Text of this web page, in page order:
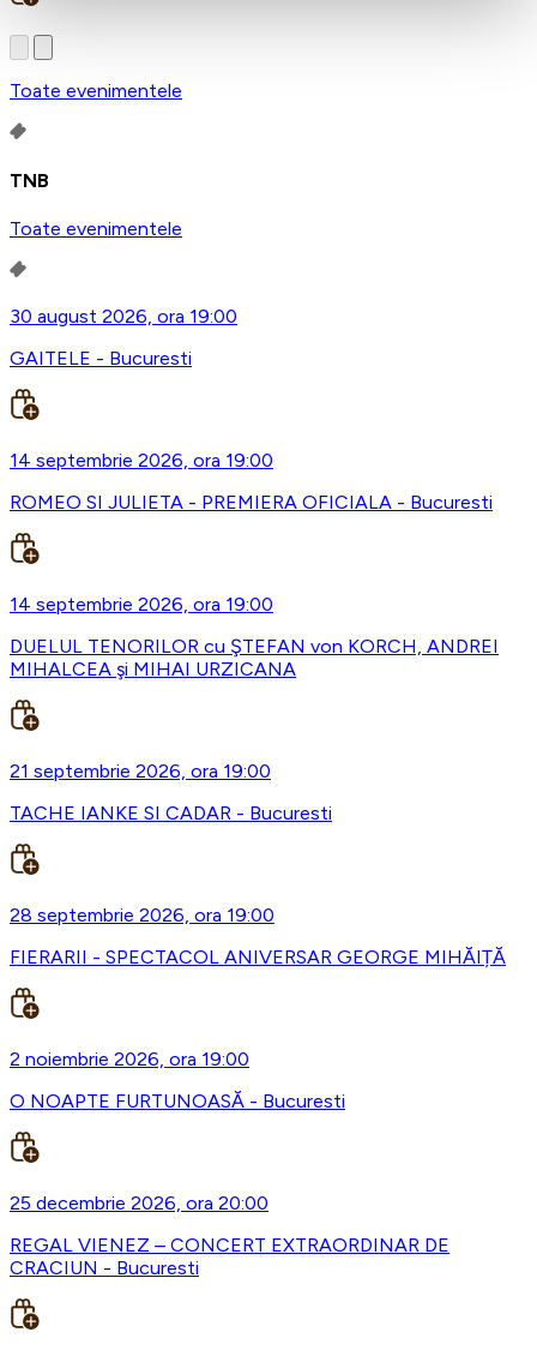
Toate evenimentele
TNB
Toate evenimentele
30 august 2026, ora 19:00
GAITELE - Bucuresti
14 septembrie 2026, ora 19:00
ROMEO SI JULIETA - PREMIERA OFICIALA - Bucuresti
14 septembrie 2026, ora 19:00
DUELUL TENORILOR cu ŞTEFAN von KORCH, ANDREI
MIHALCEA şi MIHAI URZICANA
21 septembrie 2026, ora 19:00
TACHE IANKE SI CADAR - Bucuresti
28 septembrie 2026, ora 19:00
FIERARII - SPECTACOL ANIVERSAR GEORGE MIHĂIȚĂ
2 noiembrie 2026, ora 19:00
O NOAPTE FURTUNOASĂ - Bucuresti
25 decembrie 2026, ora 20:00
REGAL VIENEZ – CONCERT EXTRAORDINAR DE
CRACIUN - Bucuresti